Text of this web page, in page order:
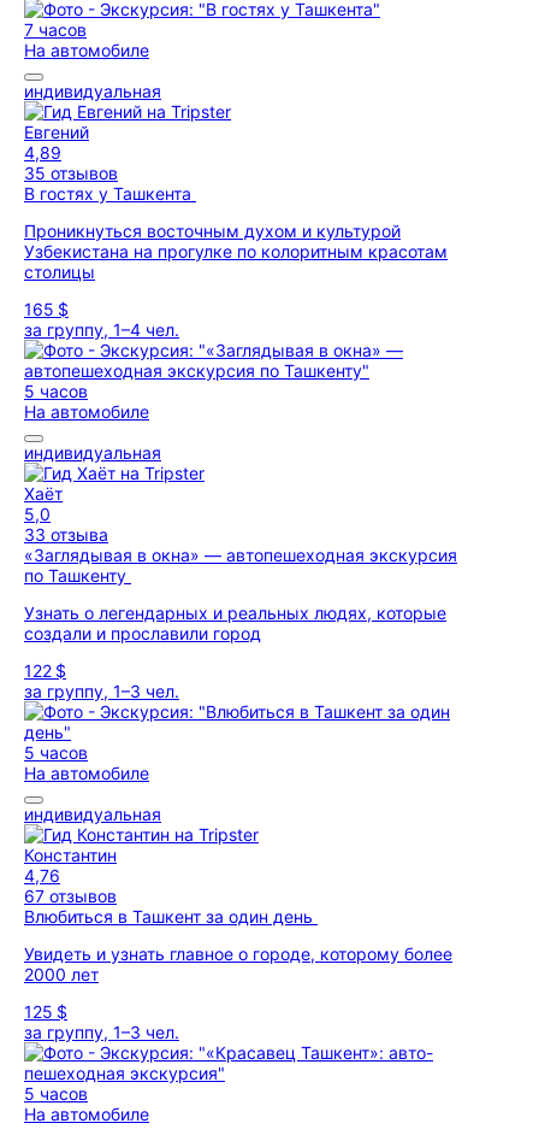
7 часов
На автомобиле
индивидуальная
Евгений
4,89
35 отзывов
В гостях у Ташкента
Проникнуться восточным духом и культурой
Узбекистана на прогулке по колоритным красотам
столицы
165 $
за группу, 1–4 чел.
5 часов
На автомобиле
индивидуальная
Хаёт
5,0
33 отзыва
«Заглядывая в окна» — автопешеходная экскурсия
по Ташкенту
Узнать о легендарных и реальных людях, которые
создали и прославили город
122 $
за группу, 1–3 чел.
5 часов
На автомобиле
индивидуальная
Константин
4,76
67 отзывов
Влюбиться в Ташкент за один день
Увидеть и узнать главное о городе, которому более
2000 лет
125 $
за группу, 1–3 чел.
5 часов
На автомобиле